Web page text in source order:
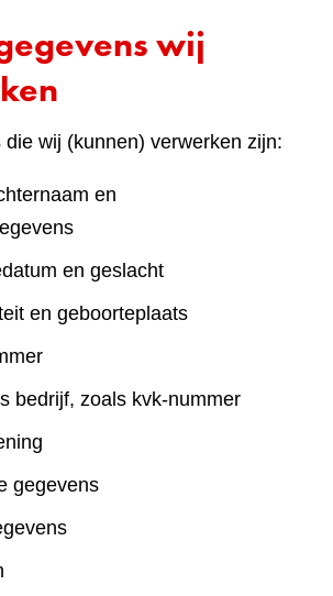
wij
die wij (kunnen) verwerken zijn:
en
en geslacht
en geboorteplaats
bedrijf, zoals kvk-nummer
gegevens